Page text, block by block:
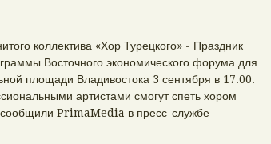
коллектива «Хор Турецкого» - Праздник
Восточного экономического форума для
площади Владивостока 3 сентября в 17.00.
артистами смогут спеть хором
PrimaMedia в пресс-службе